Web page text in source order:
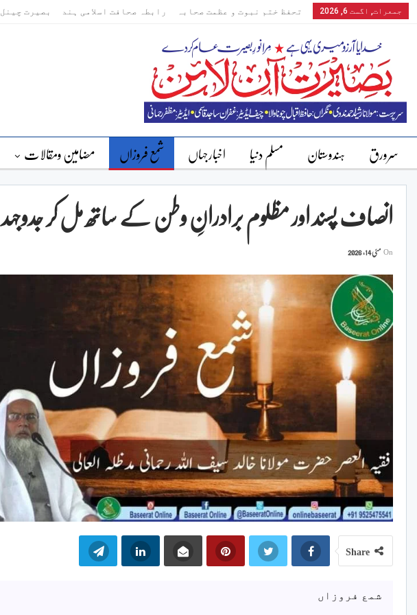
جمعرات, اگست 6, 2026 تحفظ ختم نبوت و عظمت صحابہ رابطہ صحافت اسلامی ہند بصیرت چینل
سرورق ہندوستان مسلم دنیا اخبارجہاں شمع فروزاں مضامین ومقالات
انصاف پسند اور مظلوم برادرانِ وطن کے ساتھ مل کر جدوجہد
Onمئی 14, 2026
Share
شمع فروزاں